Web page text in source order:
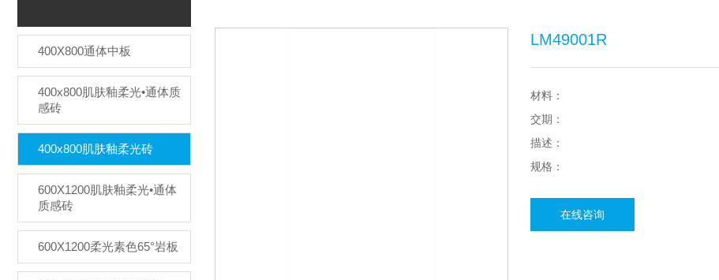
400X800通体中板
400x800肌肤釉柔光•通体质
感砖
400x800肌肤釉柔光砖
600X1200肌肤釉柔光•通体
质感砖
600X1200柔光素色65°岩板
LM49001R
材料：
交期：
描述：
规格：
在线咨询